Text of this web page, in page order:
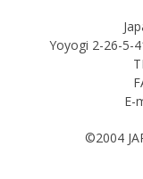
Yoyogi 2-26-5-
E-
©2004